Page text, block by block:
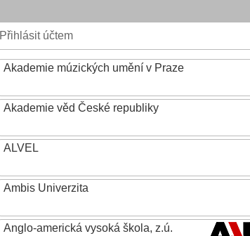
Přihlásit účtem
Akademie múzických umění v Praze
Akademie věd České republiky
ALVEL
Ambis Univerzita
Anglo-americká vysoká škola, z.ú.